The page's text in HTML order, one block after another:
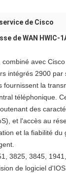
de Cisco
de WAN HWIC-
avec
intégrés 2900 par
fournissent la
téléphonique.
des
et l'accès au
et la fiabilité du
3825, 3845,
de logiciel